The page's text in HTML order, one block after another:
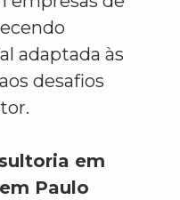
adaptada às
desafios
em
Paulo